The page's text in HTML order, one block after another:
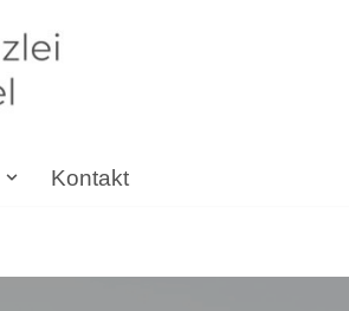
Kontakt